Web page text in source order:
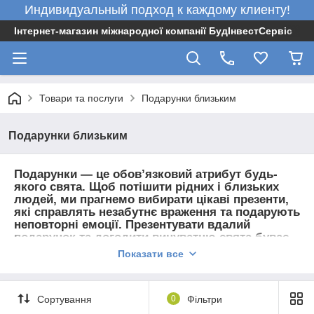
Индивидуальный подход к каждому клиенту!
Інтернет-магазин міжнародної компанії БудІнвестСервіс
Товари та послуги Подарунки близьким
Подарунки близьким
Подарунки — це обов’язковий атрибут будь-
якого свята. Щоб потішити рідних і близьких
людей, ми прагнемо вибирати цікаві презенти,
які справлять незабутнє враження та подарують
неповторні емоції. Презентувати вдалий
подарунок та догодити винуватцю свята буває
непросто, адже необхідно врахувати багато
Як правильно підібрати подарунок
Вибираючиоригінальні
Показати все
Сортування 0 Фільтри